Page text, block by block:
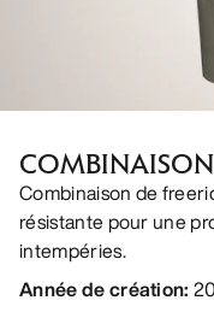
Combinaison de
résistante pour une
intempéries.
Année de création: